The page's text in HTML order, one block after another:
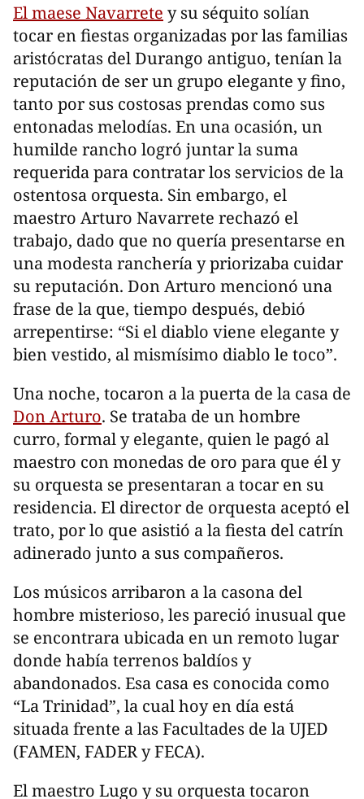
El maese Navarrete y su séquito solían
tocar en fiestas organizadas por las familias
aristócratas del Durango antiguo, tenían la
reputación de ser un grupo elegante y fino,
tanto por sus costosas prendas como sus
entonadas melodías. En una ocasión, un
humilde rancho logró juntar la suma
requerida para contratar los servicios de la
ostentosa orquesta. Sin embargo, el
maestro Arturo Navarrete rechazó el
trabajo, dado que no quería presentarse en
una modesta ranchería y priorizaba cuidar
su reputación. Don Arturo mencionó una
frase de la que, tiempo después, debió
arrepentirse: “Si el diablo viene elegante y
bien vestido, al mismísimo diablo le toco”.
Una noche, tocaron a la puerta de la casa de
Don Arturo. Se trataba de un hombre
curro, formal y elegante, quien le pagó al
maestro con monedas de oro para que él y
su orquesta se presentaran a tocar en su
residencia. El director de orquesta aceptó el
trato, por lo que asistió a la fiesta del catrín
adinerado junto a sus compañeros.
Los músicos arribaron a la casona del
hombre misterioso, les pareció inusual que
se encontrara ubicada en un remoto lugar
donde había terrenos baldíos y
abandonados. Esa casa es conocida como
“La Trinidad”, la cual hoy en día está
situada frente a las Facultades de la UJED
(FAMEN, FADER y FECA).
El maestro Lugo y su orquesta tocaron